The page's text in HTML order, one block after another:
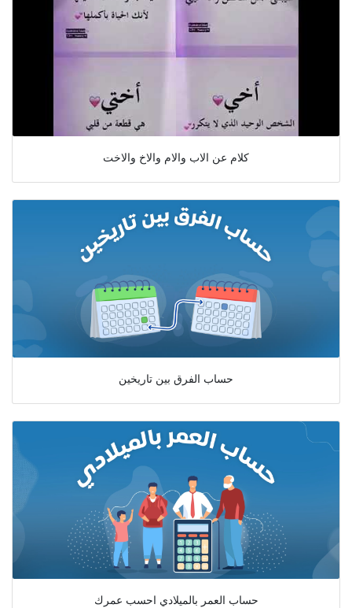
كلام عن الاب والام والاخ والاخت
حساب الفرق بين تاريخين
حساب العمر بالميلادي احسب عمرك